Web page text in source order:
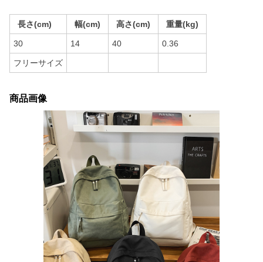
長さ(cm) 幅(cm) 高さ(cm) 重量(kg)
30 14 40 0.36
フリーサイズ
商品画像